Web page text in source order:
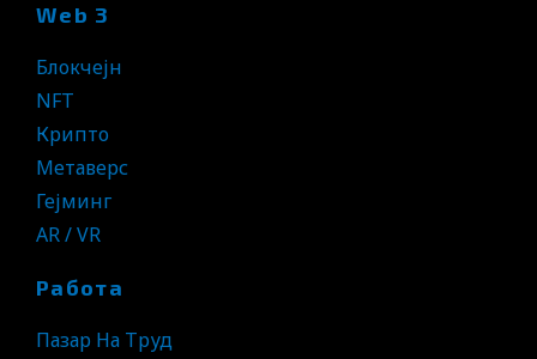
Web 3
Блокчејн
NFT
Крипто
Метаверс
Гејминг
AR / VR
Работа
Пазар На Труд